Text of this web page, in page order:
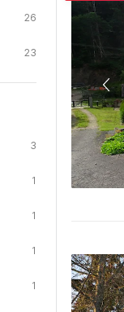
26
23
3
1
1
1
1